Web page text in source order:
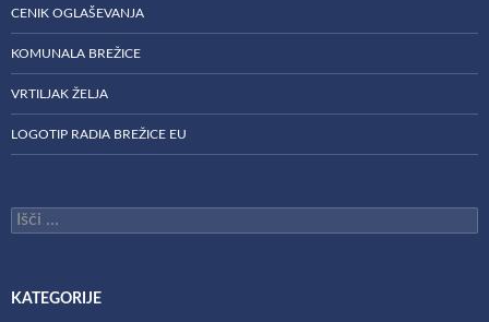
CENIK OGLAŠEVANJA
KOMUNALA BREŽICE
VRTILJAK ŽELJA
LOGOTIP RADIA BREŽICE EU
Išči:
KATEGORIJE